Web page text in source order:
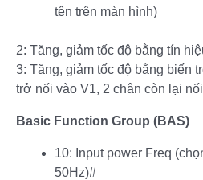
tên trên màn hình)
2: Tăng, giảm tốc độ bằng tín
3: Tăng, giảm tốc độ bằng biến
trở nối vào V1, 2 chân còn lại
Basic Function Group (BAS)
10: Input power Freq
50Hz)#